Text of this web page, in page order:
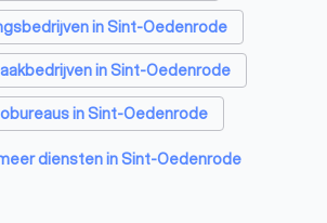
in Sint-Oedenrode
in Sint-Oedenrode
in Sint-Oedenrode
bureaus in Sint-Oedenrode
diensten in Sint-Oedenrode